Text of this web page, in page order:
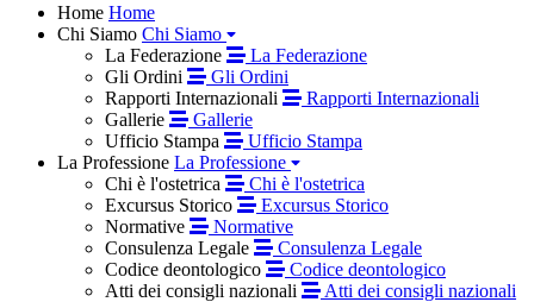
Home Home
Chi Siamo Chi Siamo
La Federazione
La Federazione
Gli Ordini
Gli Ordini
Rapporti Internazionali
Rapporti Internazionali
Gallerie
Gallerie
Ufficio Stampa
Ufficio Stampa
La Professione La Professione
Chi è l'ostetrica
Chi è l'ostetrica
Excursus Storico
Excursus Storico
Normative
Normative
Consulenza Legale
Consulenza Legale
Codice deontologico
Codice deontologico
Atti dei consigli nazionali
Atti dei consigli nazionali